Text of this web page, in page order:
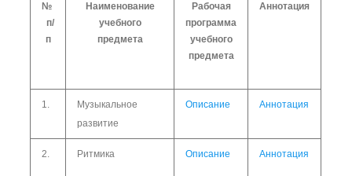
№
п/
п
Наименование
учебного
предмета
Рабочая
программа
учебного
предмета
Аннотация
1.
Музыкальное
развитие
Описание Аннотация
2. Ритмика Описание Аннотация